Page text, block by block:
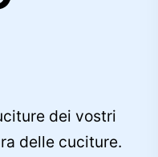
dei vostri
delle cuciture.